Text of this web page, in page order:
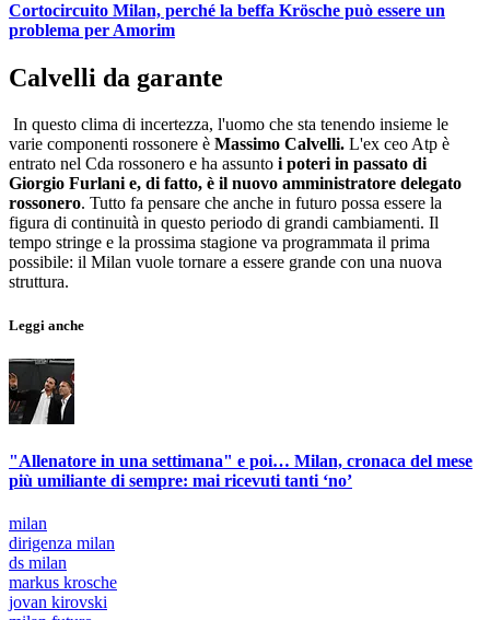
Cortocircuito Milan, perché la beffa Krösche può essere un
problema per Amorim
Calvelli da garante
In questo clima di incertezza, l'uomo che sta tenendo insieme le
varie componenti rossonere è Massimo Calvelli. L'ex ceo Atp è
entrato nel Cda rossonero e ha assunto i poteri in passato di
Giorgio Furlani e, di fatto, è il nuovo amministratore delegato
rossonero. Tutto fa pensare che anche in futuro possa essere la
figura di continuità in questo periodo di grandi cambiamenti. Il
tempo stringe e la prossima stagione va programmata il prima
possibile: il Milan vuole tornare a essere grande con una nuova
struttura.
Leggi anche
"Allenatore in una settimana" e poi… Milan, cronaca del mese
più umiliante di sempre: mai ricevuti tanti ‘no’
milan
dirigenza milan
ds milan
markus krosche
jovan kirovski